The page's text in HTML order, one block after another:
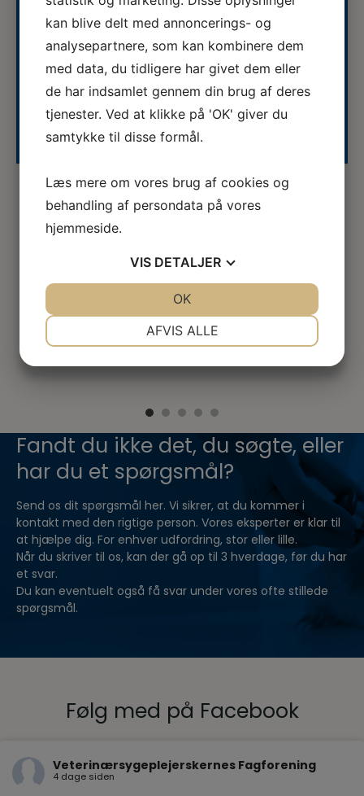
03.08.2026
Veterinærsygeplejerske søges til
Hvidsten Dyrehospital
Se stillingsopslaget her...
Se hele kalenderen
Mød vores sponsorer
Fandt du ikke det, du søgte, eller
har du et spørgsmål?
Send os dit spørgsmål her. Vi sikrer, at du kommer i
kontakt med den rigtige person. Vores eksperter er klar til
at hjælpe dig. For enhver udfordring, stor eller lille.
Når du skriver til os, kan der gå op til 3 hverdage, før du har
et svar.
Du kan eventuelt også få svar under vores ofte stillede
spørgsmål.
Følg med på Facebook
Veterinærsygeplejerskernes Fagforening
4 dage siden
kan blive delt med annoncerings- og
analysepartnere, som kan kombinere dem
med data, du tidligere har givet dem eller
de har indsamlet gennem din brug af deres
tjenester. Ved at klikke på 'OK' giver du
samtykke til disse formål.
Læs mere om vores brug af cookies og
behandling af persondata på vores
hjemmeside.
VIS DETALJER
AFVIS ALLE
OK